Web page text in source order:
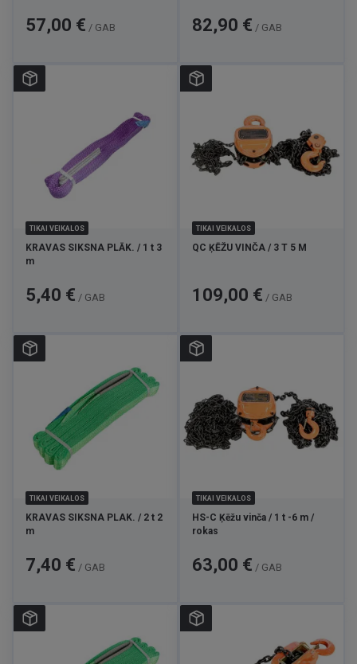
Cena
57,00 € / GAB
Cena
82,90 € / GAB
TIKAI VEIKALOS
KRAVAS SIKSNA PLĀK. / 1 t 3
m
Cena
5,40 € / GAB
TIKAI VEIKALOS
QC ĶĒŽU VINČA / 3 T 5 M
Cena
109,00 € / GAB
TIKAI VEIKALOS
KRAVAS SIKSNA PLAK. / 2 t 2
m
Cena
7,40 € / GAB
TIKAI VEIKALOS
HS-C Ķēžu vinča / 1 t -6 m /
rokas
Cena
63,00 € / GAB